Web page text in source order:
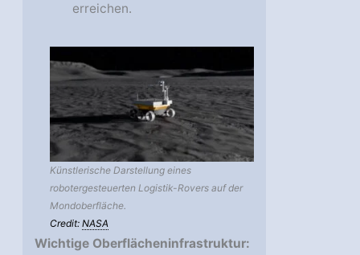
erreichen.
Künstlerische Darstellung eines
robotergesteuerten Logistik-Rovers auf der
Mondoberfläche.
Credit:NASA
Wichtige Oberflächeninfrastruktur: